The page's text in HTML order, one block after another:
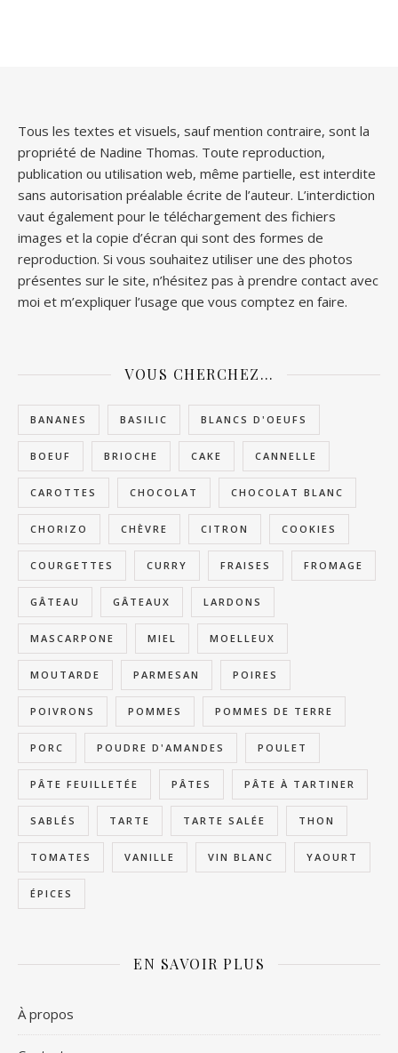
Tous les textes et visuels, sauf mention contraire, sont la
propriété de Nadine Thomas. Toute reproduction,
publication ou utilisation web, même partielle, est interdite
sans autorisation préalable écrite de l’auteur. L’interdiction
vaut également pour le téléchargement des fichiers
images et la copie d’écran qui sont des formes de
reproduction. Si vous souhaitez utiliser une des photos
présentes sur le site, n’hésitez pas à prendre contact avec
moi et m’expliquer l’usage que vous comptez en faire.
VOUS CHERCHEZ…
BANANES BASILIC BLANCS D'OEUFS
BOEUF BRIOCHE CAKE CANNELLE
CAROTTES CHOCOLAT CHOCOLAT BLANC
CHORIZO CHÈVRE CITRON COOKIES
COURGETTES CURRY FRAISES FROMAGE
GÂTEAU GÂTEAUX LARDONS
MASCARPONE MIEL MOELLEUX
MOUTARDE PARMESAN POIRES
POIVRONS POMMES POMMES DE TERRE
PORC POUDRE D'AMANDES POULET
PÂTE FEUILLETÉE PÂTES PÂTE À TARTINER
SABLÉS TARTE TARTE SALÉE THON
TOMATES VANILLE VIN BLANC YAOURT
ÉPICES
EN SAVOIR PLUS
À propos